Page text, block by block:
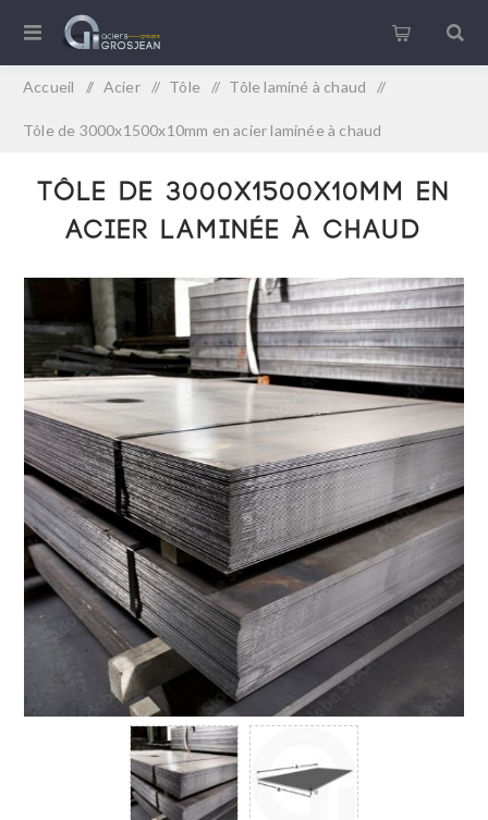
Accueil / Acier / Tôle / Tôle laminé à chaud /
Tôle de 3000x1500x10mm en acier laminée à chaud
Tôle de 3000x1500x10mm en
acier laminée à chaud